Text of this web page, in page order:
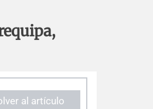
al artículo